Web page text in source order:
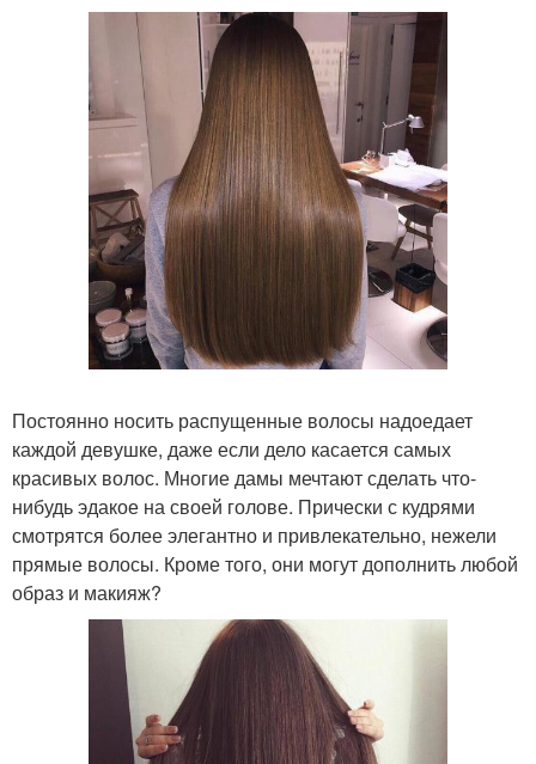
Постоянно носить распущенные волосы надоедает
каждой девушке, даже если дело касается самых
красивых волос. Многие дамы мечтают сделать что-
нибудь эдакое на своей голове. Прически с кудрями
смотрятся более элегантно и привлекательно, нежели
прямые волосы. Кроме того, они могут дополнить любой
образ и макияж?